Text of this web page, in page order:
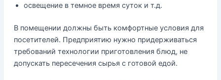
освещение в темное время суток и т.д.
В помещении должны быть комфортные условия для
посетителей. Предприятию нужно придерживаться
требований технологии приготовления блюд, не
допускать пересечения сырья с готовой едой.